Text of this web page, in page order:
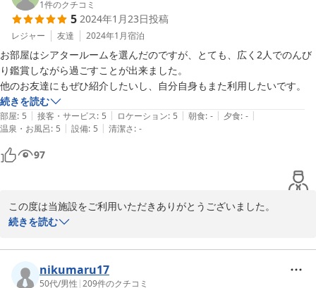
いりますので、再度福岡へお越しの際には是非お立ち寄りください
ませ。
また近い将来お客様をお出迎えできますことを心より願っておりま
す。
2024-02-19
1件のクチコミ
5 2024年1月23日投稿
レジャー 友達 2024年1月宿泊
お部屋はシアタールームを選んだのですが、とても、広く2人でのんび
り鑑賞しながら過ごすことが出来ました。
他のお友達にもぜひ紹介したいし、自分自身もまた利用したいです。
続きを読む
部屋: 5 | 接客・サービス: 5 | ロケーション: 5 | 朝食: - | 夕食: - |
温泉・お風呂: 5 | 設備: 5 | 清潔さ: -
97
この度は当施設をご利用いただきありがとうございました。
お褒めのお言葉を頂戴し大変光栄でございます。
してまいります。
今後とも宜しくお願い致します。
続きを読む
nikumaru17
50代/男性 |209件のクチコミ